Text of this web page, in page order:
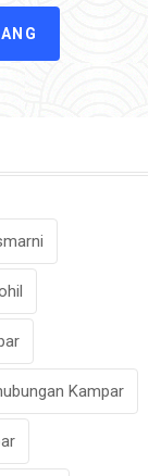
Kampar